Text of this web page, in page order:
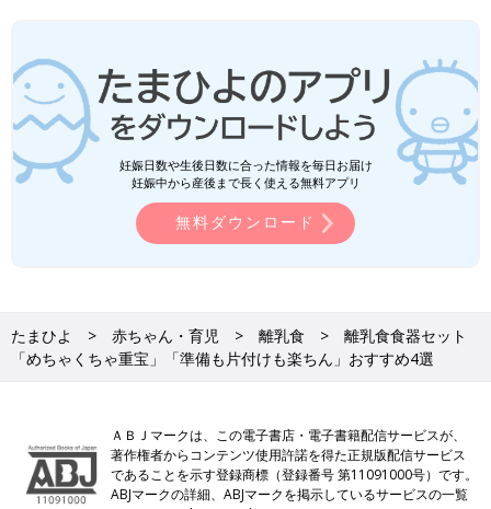
妊娠日数や生後日数に合った情報を毎日お届け
妊娠中から産後まで長く使える無料アプリ
無料ダウンロード
たまひよ 赤ちゃん・育児 離乳食
離乳食食器セット
「めちゃくちゃ重宝」「準備も片付けも楽ちん」おすすめ4選
ＡＢＪマークは、この電子書店・電子書籍配信サービスが、
著作権者からコンテンツ使用許諾を得た正規版配信サービス
であることを示す登録商標（登録番号 第11091000号）です。
ABJマークの詳細、ABJマークを掲示しているサービスの一覧